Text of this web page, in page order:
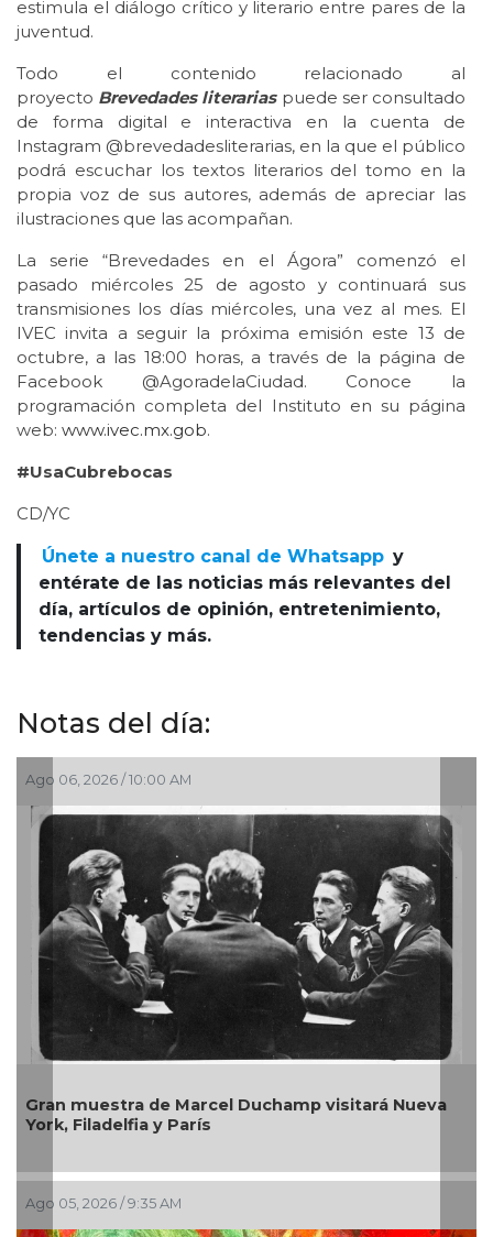
estimula el diálogo crítico y literario entre pares de la
juventud.
Todo el contenido relacionado al
proyecto Brevedades literariaspuede ser consultado
de forma digital e interactiva en la cuenta de
Instagram @brevedadesliterarias, en la que el público
podrá escuchar los textos literarios del tomo en la
propia voz de sus autores, además de apreciar las
ilustraciones que las acompañan.
La serie “Brevedades en el Ágora” comenzó el
pasado miércoles 25 de agosto y continuará sus
transmisiones los días miércoles, una vez al mes. El
IVEC invita a seguir la próxima emisión este 13 de
octubre, a las 18:00 horas, a través de la página de
Facebook @AgoradelaCiudad. Conoce la
programación completa del Instituto en su página
web: www.ivec.mx.gob.
#UsaCubrebocas
CD/YC
Únete a nuestro canal de Whatsapp y
entérate de las noticias más relevantes del
día, artículos de opinión, entretenimiento,
tendencias y más.
Notas del día:
06, 2026 / 10:00 AM
muestra de Marcel Duchamp visitará Nueva
Filadelfia y París
05, 2026 / 9:35 AM